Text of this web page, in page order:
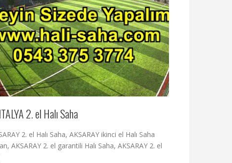
2. el Halı Saha
2. el Halı Saha, AKSARAY ikinci el Halı Saha
AKSARAY 2. el garantili Halı Saha, AKSARAY 2. el